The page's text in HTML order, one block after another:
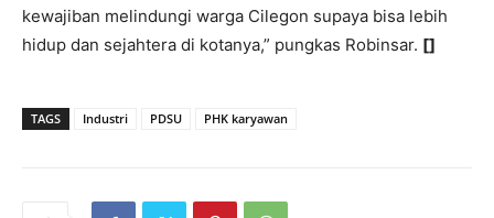
kewajiban melindungi warga Cilegon supaya bisa lebih
hidup dan sejahtera di kotanya,” pungkas Robinsar. []
TAGS Industri PDSU PHK karyawan